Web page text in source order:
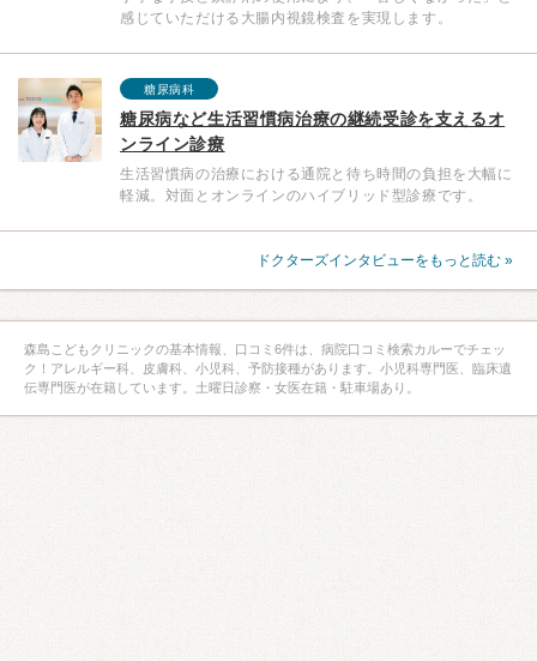
感じていただける大腸内視鏡検査を実現します。
糖尿病科
糖尿病など生活習慣病治療の継続受診を支えるオ
ンライン診療
生活習慣病の治療における通院と待ち時間の負担を大幅に
軽減。対面とオンラインのハイブリッド型診療です。
ドクターズインタビューをもっと読む »
森島こどもクリニックの基本情報、口コミ6件は、病院口コミ検索カルーでチェッ
ク！アレルギー科、皮膚科、小児科、予防接種があります。小児科専門医、臨床遺
伝専門医が在籍しています。土曜日診察・女医在籍・駐車場あり。